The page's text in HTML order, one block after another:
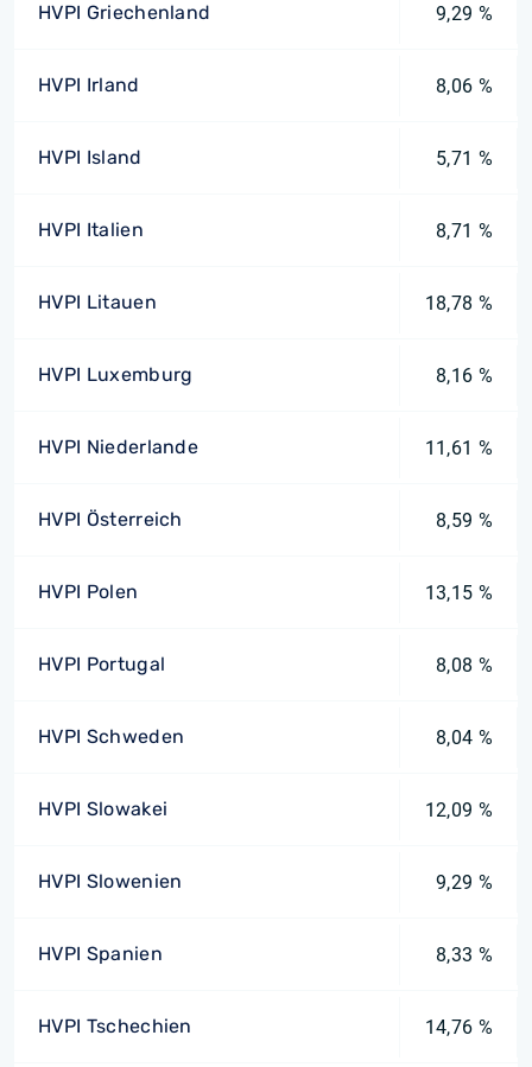
HVPI Griechenland 9,29 %
HVPI Irland 8,06 %
HVPI Island 5,71 %
HVPI Italien 8,71 %
HVPI Litauen 18,78 %
HVPI Luxemburg 8,16 %
HVPI Niederlande 11,61 %
HVPI Österreich 8,59 %
HVPI Polen 13,15 %
HVPI Portugal 8,08 %
HVPI Schweden 8,04 %
HVPI Slowakei 12,09 %
HVPI Slowenien 9,29 %
HVPI Spanien 8,33 %
HVPI Tschechien 14,76 %